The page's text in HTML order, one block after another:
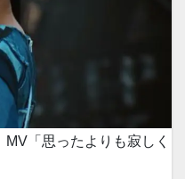
MV「思ったよりも寂しく